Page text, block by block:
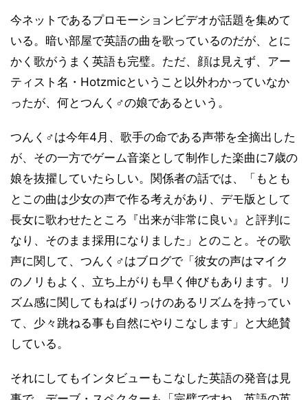
今ネットであるプロモーションビデオが話題を集めて
いる。暗い部屋で英語の曲を歌っているのだが、とに
かく歌がうまく英語も完璧。ただ、顔は見えず、アー
ティスト名・Hotzmicということ以外わかっていなか
ったが、何とつんく♂の娘であるという。
つんく♂は今年4月、歌手の命である声帯を全摘出した
が、その一方でゲーム音楽として制作した楽曲に7歳の
娘を抜擢していたらしい。関係者の話では、「もとも
とこの曲は少女の声で作る考えがあり、デモ版として
長女に歌わせたところ『出来が非常に良い』と評判に
なり、そのまま採用になりました」とのこと。その歌
声に関して、つんく♂はブログで「彼女の声はマイク
のノリもよく、立ち上がりも早く伸びもあります。リ
ズム感に関してもねばりっけのあるリズムを持ってい
て、少々跳ねる事も自然にやりこなします」と大絶賛
している。
それにしてもインタビューもこなした英語の発音は見